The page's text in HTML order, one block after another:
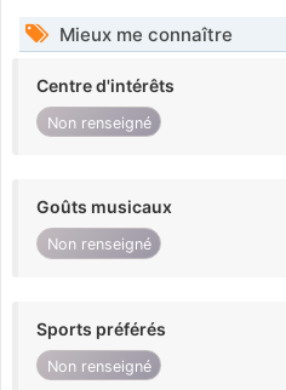
Mieux me connaître
Centre d'intérêts
Non renseigné
Goûts musicaux
Non renseigné
Sports préférés
Non renseigné